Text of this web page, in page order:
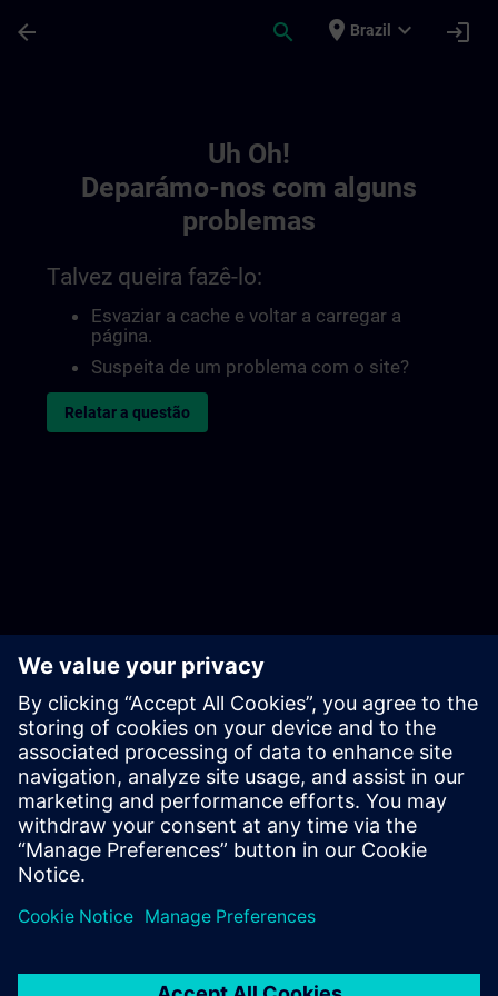
arrow_back search place Brazil expand_more login
Uh Oh!
Deparámo-nos com alguns
problemas
Talvez queira fazê-lo:
Esvaziar a cache e voltar a carregar a
página.
Suspeita de um problema com o site?
Relatar a questão